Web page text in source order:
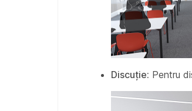
Discuție: Pentru